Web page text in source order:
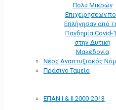
Πολύ Μικρών
Επιχειρήσεων
Επλήγησαν από
Πανδημία Covid-
στην Δυτική
Μακεδονία
Νέος Αναπτυξιακός
Πράσινο Ταμείο
ΕΠΑΝ Ι & ΙΙ 2000-2013